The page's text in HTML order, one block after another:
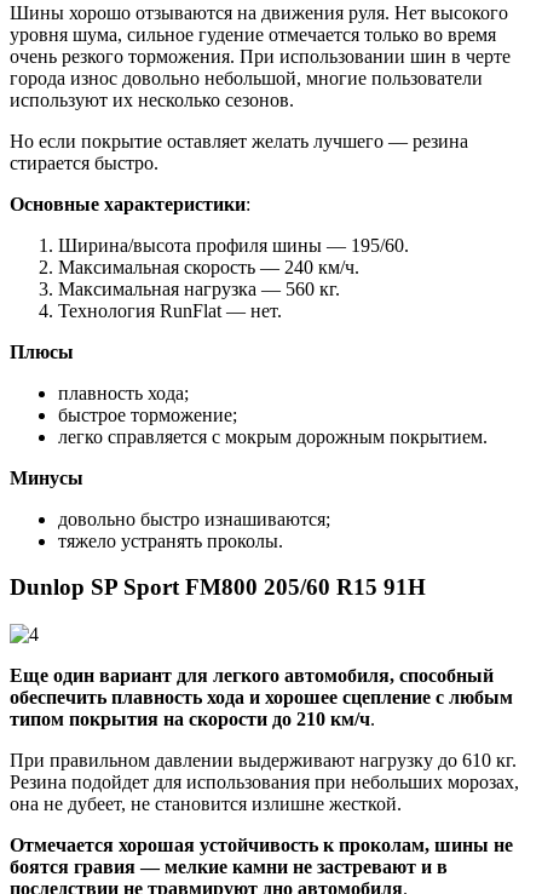
Шины хорошо отзываются на движения руля. Нет высокого
уровня шума, сильное гудение отмечается только во время
очень резкого торможения. При использовании шин в черте
города износ довольно небольшой, многие пользователи
используют их несколько сезонов.
Но если покрытие оставляет желать лучшего — резина
стирается быстро.
Основные характеристики:
Ширина/высота профиля шины — 195/60.
Максимальная скорость — 240 км/ч.
Максимальная нагрузка — 560 кг.
Технология RunFlat — нет.
Плюсы
плавность хода;
быстрое торможение;
легко справляется с мокрым дорожным покрытием.
Минусы
довольно быстро изнашиваются;
тяжело устранять проколы.
Dunlop SP Sport FM800 205/60 R15 91H
Еще один вариант для легкого автомобиля, способный
обеспечить плавность хода и хорошее сцепление с любым
типом покрытия на скорости до 210 км/ч.
При правильном давлении выдерживают нагрузку до 610 кг.
Резина подойдет для использования при небольших морозах,
она не дубеет, не становится излишне жесткой.
Отмечается хорошая устойчивость к проколам, шины не
боятся гравия — мелкие камни не застревают и в
последствии не травмируют дно автомобиля.